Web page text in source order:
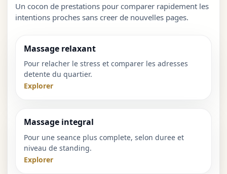
Un cocon de prestations pour comparer rapidement les
intentions proches sans creer de nouvelles pages.
Massage relaxant
Pour relacher le stress et comparer les adresses
detente du quartier.
Explorer
Massage integral
Pour une seance plus complete, selon duree et
niveau de standing.
Explorer